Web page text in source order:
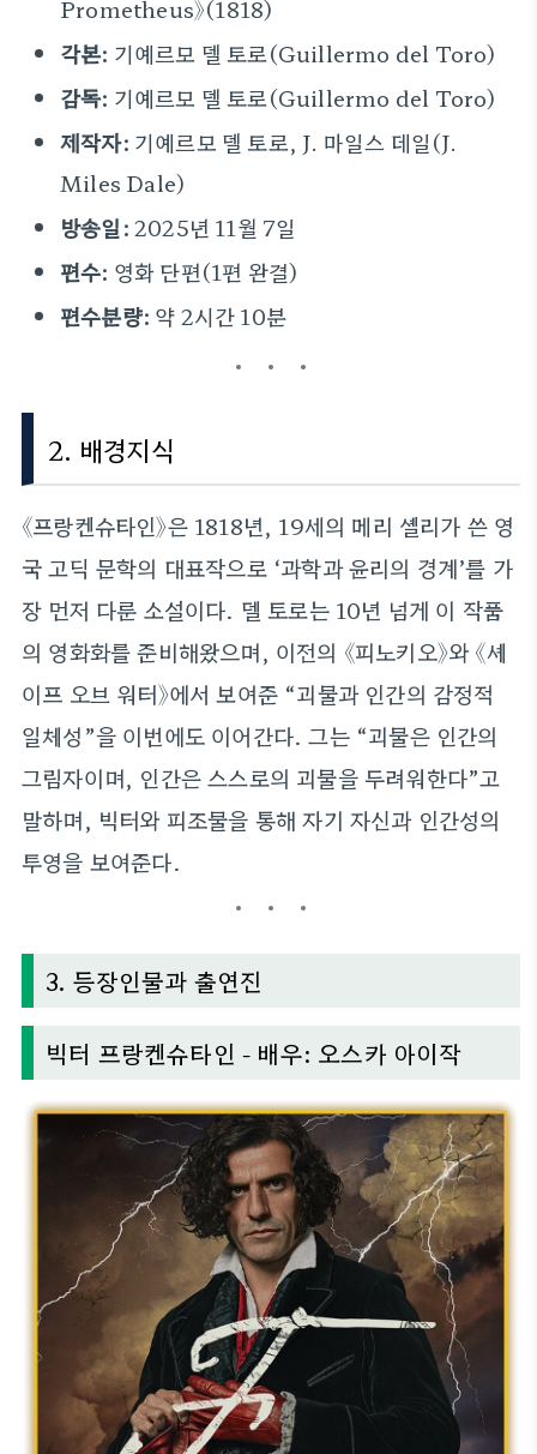
Prometheus》(1818)
각본: 기예르모 델 토로(Guillermo del Toro)
감독: 기예르모 델 토로(Guillermo del Toro)
제작자: 기예르모 델 토로, J. 마일스 데일(J.
Miles Dale)
방송일:2025년 11월 7일
편수: 영화 단편(1편 완결)
편수분량: 약 2시간 10분
2. 배경지식
《프랑켄슈타인》은 1818년, 19세의 메리 셸리가 쓴 영
국 고딕 문학의 대표작으로 ‘과학과 윤리의 경계’를 가
장 먼저 다룬 소설이다. 델 토로는 10년 넘게 이 작품
의 영화화를 준비해왔으며, 이전의 《피노키오》와 《셰
이프 오브 워터》에서 보여준 “괴물과 인간의 감정적
일체성”을 이번에도 이어간다. 그는 “괴물은 인간의
그림자이며, 인간은 스스로의 괴물을 두려워한다”고
말하며, 빅터와 피조물을 통해 자기 자신과 인간성의
투영을 보여준다.
3. 등장인물과 출연진
빅터 프랑켄슈타인 - 배우: 오스카 아이작